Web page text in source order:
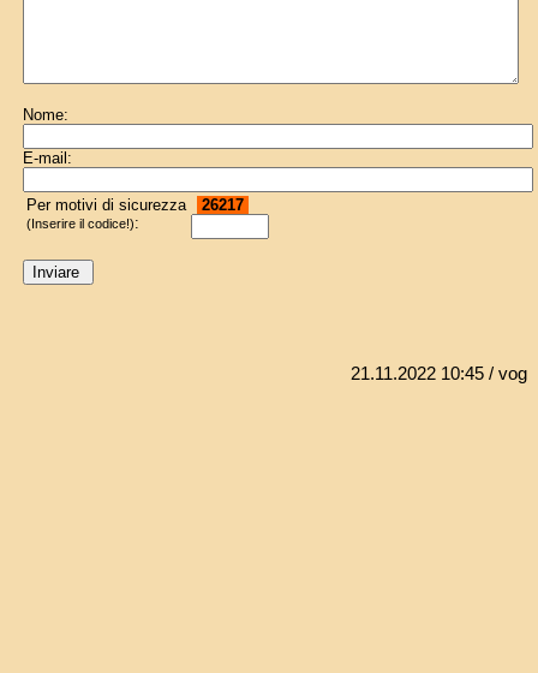
Nome:
E-mail:
Per motivi di sicurezza
(Inserire il codice!):
26217
21.11.2022 10:45 / vog